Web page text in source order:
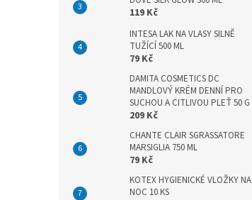
119 Kč
INTESA LAK NA VLASY SILNĚ
TUŽÍCÍ 500 ML
79 Kč
DAMITA COSMETICS DC
MANDLOVÝ KRÉM DENNÍ PRO
SUCHOU A CITLIVOU PLEŤ 50 G
209 Kč
CHANTE CLAIR SGRASSATORE
MARSIGLIA 750 ML
79 Kč
KOTEX HYGIENICKÉ VLOŽKY NA
NOC 10 KS